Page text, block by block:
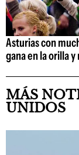
Asturias con
gana en la orilla
MÁS
UNIDOS